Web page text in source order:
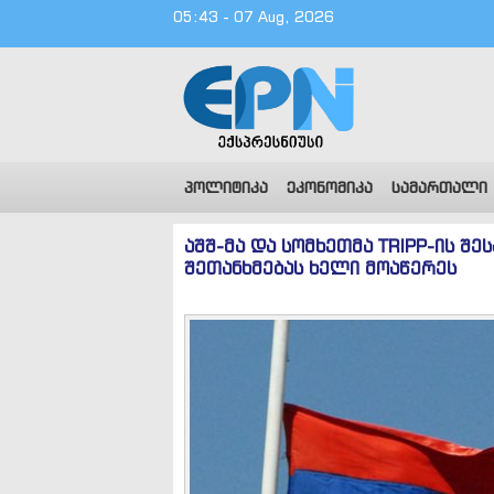
05:43 - 07 Aug, 2026
პოლიტიკა ეკონომიკა სამართალი
აშშ-მა და სომხეთმა TRIPP-ის
შეთანხმებას ხელი მოაწერეს